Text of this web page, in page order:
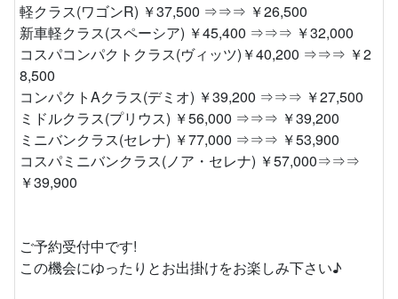
軽クラス(ワゴンR) ￥37,500 ⇒⇒⇒ ￥26,500
新車軽クラス(スペーシア) ￥45,400 ⇒⇒⇒ ￥32,000
コスパコンパクトクラス(ヴィッツ)￥40,200 ⇒⇒⇒ ￥2
8,500
コンパクトAクラス(デミオ) ￥39,200 ⇒⇒⇒ ￥27,500
ミドルクラス(プリウス) ￥56,000 ⇒⇒⇒ ￥39,200
ミニバンクラス(セレナ) ￥77,000 ⇒⇒⇒ ￥53,900
コスパミニバンクラス(ノア・セレナ) ￥57,000⇒⇒⇒
￥39,900
ご予約受付中です!
この機会にゆったりとお出掛けをお楽しみ下さい♪